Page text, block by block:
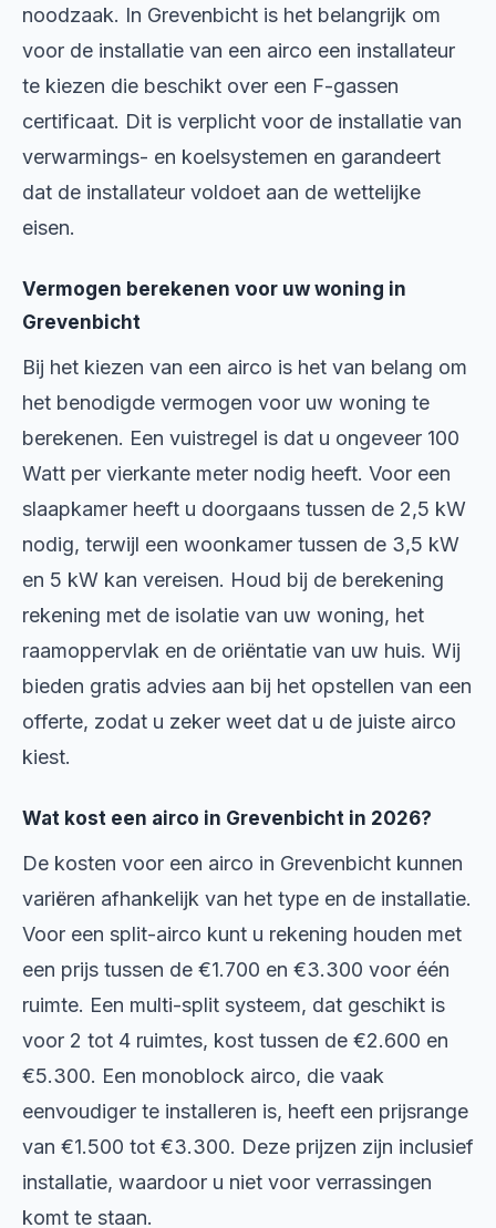
noodzaak. In Grevenbicht is het belangrijk om
voor de installatie van een airco een installateur
te kiezen die beschikt over een F-gassen
certificaat. Dit is verplicht voor de installatie van
verwarmings- en koelsystemen en garandeert
dat de installateur voldoet aan de wettelijke
eisen.
Vermogen berekenen voor uw woning in
Grevenbicht
Bij het kiezen van een airco is het van belang om
het benodigde vermogen voor uw woning te
berekenen. Een vuistregel is dat u ongeveer 100
Watt per vierkante meter nodig heeft. Voor een
slaapkamer heeft u doorgaans tussen de 2,5 kW
nodig, terwijl een woonkamer tussen de 3,5 kW
en 5 kW kan vereisen. Houd bij de berekening
rekening met de isolatie van uw woning, het
raamoppervlak en de oriëntatie van uw huis. Wij
bieden gratis advies aan bij het opstellen van een
offerte, zodat u zeker weet dat u de juiste airco
kiest.
Wat kost een airco in Grevenbicht in 2026?
De kosten voor een airco in Grevenbicht kunnen
variëren afhankelijk van het type en de installatie.
Voor een split-airco kunt u rekening houden met
een prijs tussen de €1.700 en €3.300 voor één
ruimte. Een multi-split systeem, dat geschikt is
voor 2 tot 4 ruimtes, kost tussen de €2.600 en
€5.300. Een monoblock airco, die vaak
eenvoudiger te installeren is, heeft een prijsrange
van €1.500 tot €3.300. Deze prijzen zijn inclusief
installatie, waardoor u niet voor verrassingen
komt te staan.